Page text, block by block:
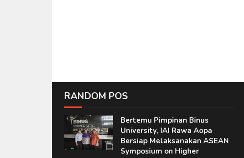
RANDOM POS
Bertemu Pimpinan Binus
University, IAI Rawa Aopa
Bersiap Melaksanakan ASEAN
Symposium on Higher